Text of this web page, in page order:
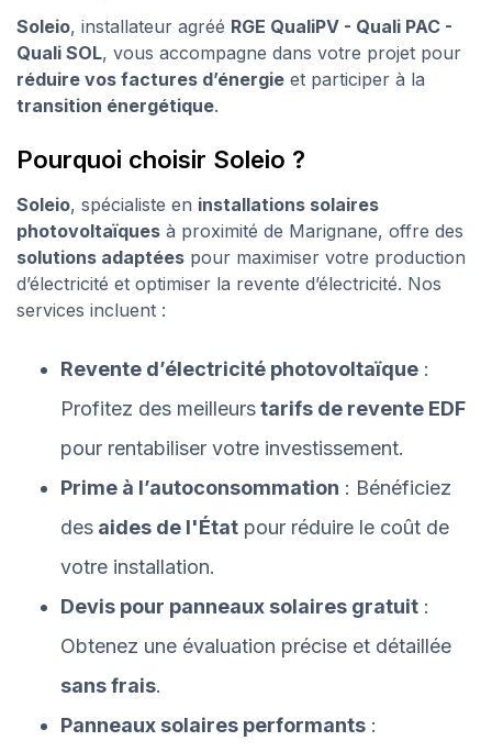
Soleio, installateur agréé RGE QualiPV - Quali PAC -
Quali SOL, vous accompagne dans votre projet pour
réduire vos factures d’énergie et participer à la
transition énergétique.
Pourquoi choisir Soleio ?
Soleio, spécialiste en installations solaires
photovoltaïques à proximité de Marignane, offre des
solutions adaptées pour maximiser votre production
d’électricité et optimiser la revente d’électricité. Nos
services incluent :
Revente d’électricité photovoltaïque :
Profitez des meilleurstarifs de revente EDF
pour rentabiliser votre investissement.
Prime à l’autoconsommation : Bénéficiez
des aides de l'État pour réduire le coût de
votre installation.
Devis pour panneaux solaires gratuit :
Obtenez une évaluation précise et détaillée
sans frais.
Panneaux solaires performants :